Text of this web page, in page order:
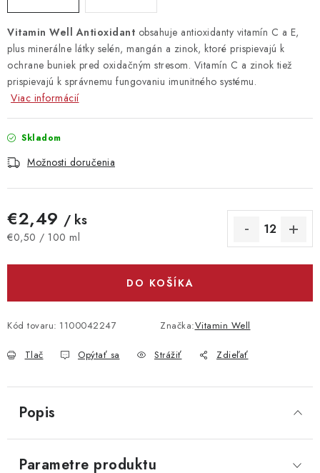
Vitamin Well Antioxidant obsahuje antioxidanty vitamín C a E,
plus minerálne látky selén, mangán a zinok, ktoré prispievajú k
ochrane buniek pred oxidačným stresom. Vitamín C a zinok tiež
prispievajú k správnemu fungovaniu imunitného systému.
Viac informácií
Skladom
Možnosti doručenia
€2,49 / ks
Jednotková cena:
€0,50 / 100 ml
DO KOŠÍKA
Kód tovaru: 1100042247 Značka:Vitamin Well
Tlač Opýtať sa Strážiť Zdieľať
Popis
Parametre produktu